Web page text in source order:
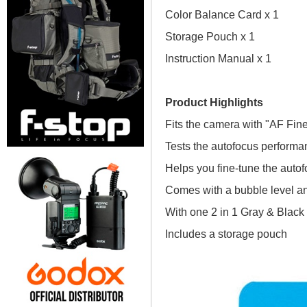
Color Balance Card x 1
Storage Pouch x 1
Instruction Manual x 1
Product Highlights
Fits the camera with "AF
Tests the autofocus
Helps you fine-tune the
Comes with a bubble level
With one 2 in 1 Gray &
Includes a storage pouch